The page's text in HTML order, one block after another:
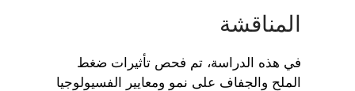
المناقشة
في هذه الدراسة، تم فحص تأثيرات ضغط
الملح والجفاف على نمو ومعايير الفسيولوجيا